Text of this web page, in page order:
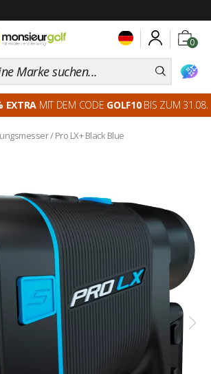
0
EXTRA MIT DEM CODE GOLF10BIS ZUM 31.08.
/Pro LX+ Black Blue